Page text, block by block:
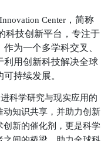
Tech Innovation
领先的科技创新平
转型。作为一个多